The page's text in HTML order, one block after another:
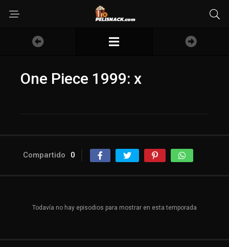
One Piece 1999: x
Compartido 0
Todavía no hay episodios para mostrar en esta temporada